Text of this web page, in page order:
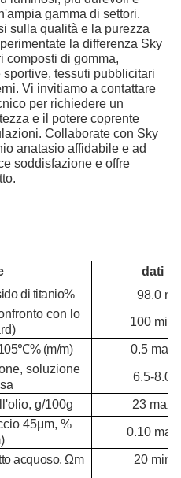
gamma di settori.
sulla qualità e la purezza
la differenza Sky
composti di gomma,
tessuti pubblicitari
Vi invitiamo a contattare
per richiedere un
e il potere coprente
Collaborate con Sky
anatasio affidabile e ad
soddisfazione e offre
dati
di titanio%
98.0
con lo
100 min
℃% (m/m)
0.5 max
soluzione
6.5-8.0
g/100g
23 max
45μm, %
0.10 max
acquoso, Ωm
20 min